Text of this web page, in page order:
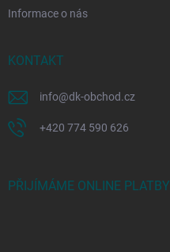
Informace o nás
KONTAKT
info@dk-obchod.cz
+420 774 590 626
PŘIJÍMÁME ONLINE PLATBY